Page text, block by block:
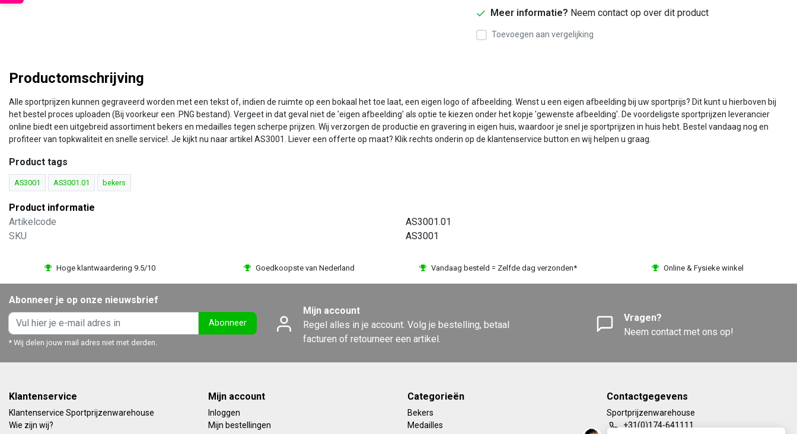
Meer informatie? Neem contact op over dit product
Toevoegen aan vergelijking
Productomschrijving
Alle sportprijzen kunnen gegraveerd worden met een tekst of, indien de ruimte op een bokaal het toe laat, een eigen logo of afbeelding. Wenst u een eigen afbeelding bij uw sportprijs? Dit kunt u hierboven bij
het bestel proces uploaden (Bij voorkeur een .PNG bestand). Vergeet in dat geval niet de 'eigen afbeelding' als optie te kiezen onder het kopje 'gewenste afbeelding'. De voordeligste sportprijzen leverancier
online biedt een uitgebreid assortiment bekers en medailles tegen scherpe prijzen. Wij verzorgen de productie en gravering in eigen huis, waardoor je snel je sportprijzen in huis hebt. Bestel vandaag nog en
profiteer van topkwaliteit en snelle service!. Je kijkt nu naar artikel AS3001. Liever een offerte op maat? Klik rechts onderin op de klantenservice button en wij helpen u graag.
Product tags
AS3001 AS3001.01 bekers
Product informatie
Artikelcode
AS3001.01
SKU
AS3001
Hoge klantwaardering 9.5/10 Goedkoopste van Nederland Vandaag besteld = Zelfde dag verzonden* Online & Fysieke winkel
Abonneer je op onze nieuwsbrief
Abonneer
* Wij delen jouw mail adres niet met derden.
Mijn account
Regel alles in je account. Volg je bestelling, betaal
facturen of retourneer een artikel.
Vragen?
Neem contact met ons op!
Klantenservice
Klantenservice Sportprijzenwarehouse
Wie zijn wij?
Mijn account
Inloggen
Mijn bestellingen
Categorieën
Bekers
Medailles
Contactgegevens
Sportprijzenwarehouse
+31(0)174-641111